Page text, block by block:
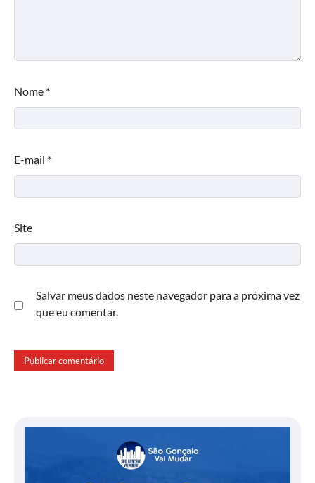
Nome *
E-mail *
Site
Salvar meus dados neste navegador para a próxima vez
que eu comentar.